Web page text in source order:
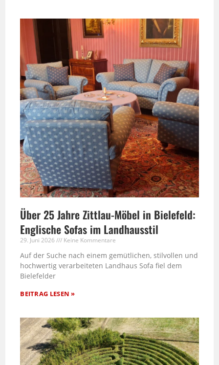
Über 25 Jahre Zittlau-Möbel in Bielefeld:
Englische Sofas im Landhausstil
29. Juni 2026 Keine Kommentare
Auf der Suche nach einem gemütlichen, stilvollen und
hochwertig verarbeiteten Landhaus Sofa fiel dem
Bielefelder
BEITRAG LESEN »